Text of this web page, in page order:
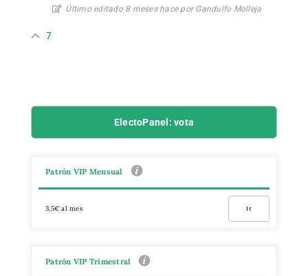
Último editado 8 meses hace por Gandulfo Molleja
7
ElectoPanel: vota
Patrón VIP Mensual
3,5€ al mes Ir
Patrón VIP Trimestral